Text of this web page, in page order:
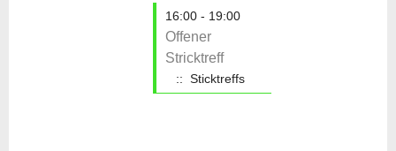
16:00 - 19:00
Offener
Stricktreff
:: Sticktreffs